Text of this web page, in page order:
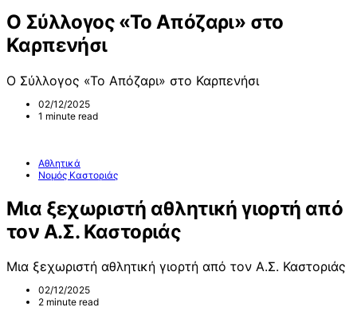
Ο Σύλλογος «Το Απόζαρι» στο
Καρπενήσι
Ο Σύλλογος «Το Απόζαρι» στο Καρπενήσι
02/12/2025
1 minute read
Αθλητικά
Νομός Καστοριάς
Μια ξεχωριστή αθλητική γιορτή από
τον Α.Σ. Καστοριάς
Μια ξεχωριστή αθλητική γιορτή από τον Α.Σ. Καστοριάς
02/12/2025
2 minute read